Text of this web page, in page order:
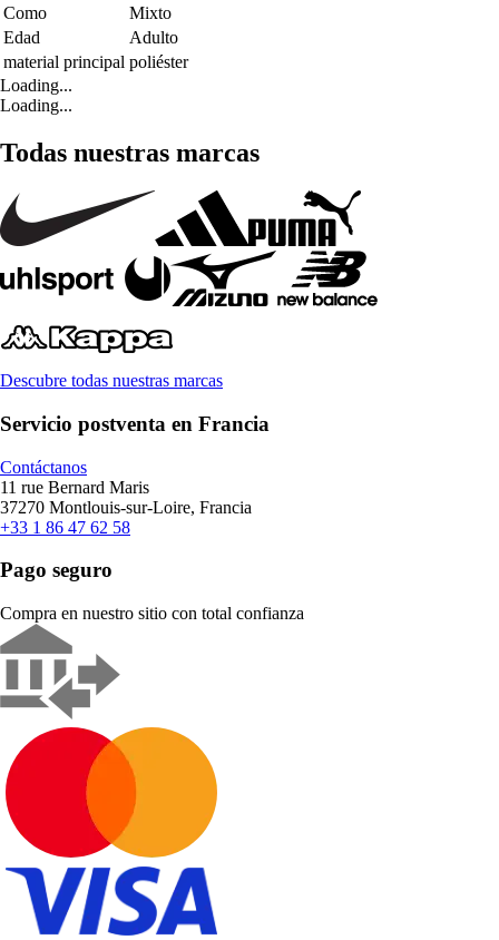
Como
Mixto
Edad
Adulto
material principal poliéster
Loading...
Loading...
Todas nuestras marcas
Descubre todas nuestras marcas
Servicio postventa en Francia
Contáctanos
11 rue Bernard Maris
37270 Montlouis-sur-Loire, Francia
+33 1 86 47 62 58
Pago seguro
Compra en nuestro sitio con total confianza